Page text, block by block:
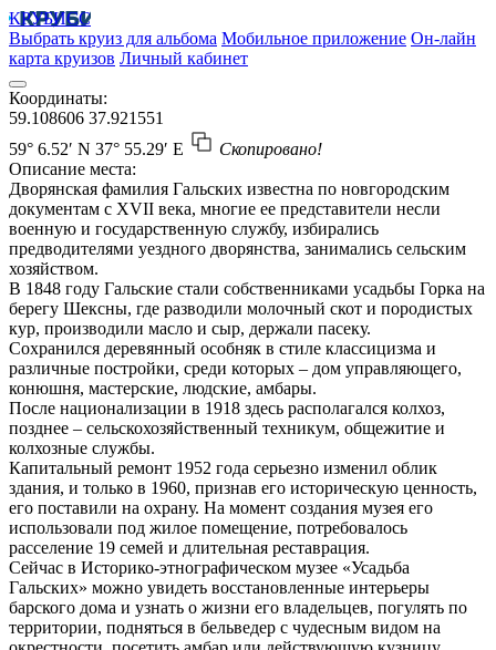
КРУБИСС
Выбрать круиз для альбома Мобильное приложение Он-лайн
карта круизов Личный кабинет
Координаты:
59.108606 37.921551
59° 6.52′ N 37° 55.29′ E
Скопировано!
Описание места:
Дворянская фамилия Гальских известна по новгородским
документам с XVII века, многие ее представители несли
военную и государственную службу, избирались
предводителями уездного дворянства, занимались сельским
хозяйством.
В 1848 году Гальские стали собственниками усадьбы Горка на
берегу Шексны, где разводили молочный скот и породистых
кур, производили масло и сыр, держали пасеку.
Сохранился деревянный особняк в стиле классицизма и
различные постройки, среди которых – дом управляющего,
конюшня, мастерские, людские, амбары.
После национализации в 1918 здесь располагался колхоз,
позднее – сельскохозяйственный техникум, общежитие и
колхозные службы.
Капитальный ремонт 1952 года серьезно изменил облик
здания, и только в 1960, признав его историческую ценность,
его поставили на охрану. На момент создания музея его
использовали под жилое помещение, потребовалось
расселение 19 семей и длительная реставрация.
Сейчас в Историко-этнографическом музее «Усадьба
Гальских» можно увидеть восстановленные интерьеры
барского дома и узнать о жизни его владельцев, погулять по
территории, подняться в бельведер с чудесным видом на